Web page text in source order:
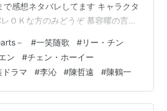
感想ネタバレしてます キャラクタ
ＯＫな方のみどうぞ 慕容曜の言い
賊に襲われた時に父親が瀕死にな
皇子を優先させたと悲歎にくれ
ったからわかるけど、大人になっ
相手は皇子なんだよ、父親は将軍
るのは当たり前。 現代の…
－ #一笑随歌 #リー・チン
ン #チェン・ホーイー
ドラマ #李沁 #陳哲遠 #陳鶴一